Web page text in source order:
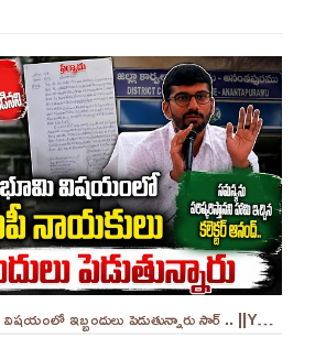
వైసీపీ నాయకులు మా భూమి విషయంలో ఇబ్బందులు పెడుతున్నారు సార్ .. ||YES 9TV